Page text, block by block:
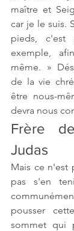
maître et
car je le suis.
pieds, c'est
exemple,
même. »
de la vie
être nous-
devra nous
Frère
Judas
Mais ce n'est
pas s'en
pousser
sommet qui